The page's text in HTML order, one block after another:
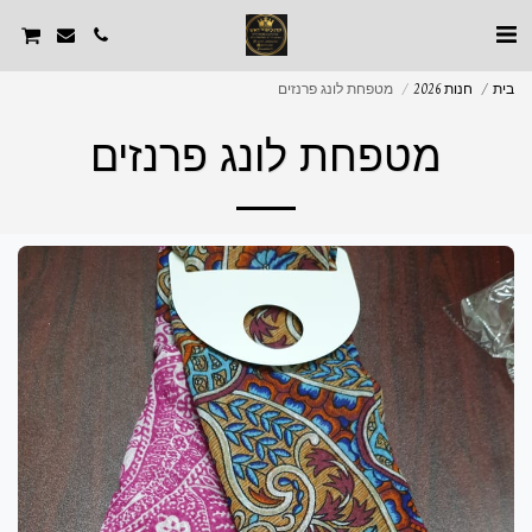
בית חנות 2026 מטפחת לונג פרנזים
מטפחת לונג פרנזים